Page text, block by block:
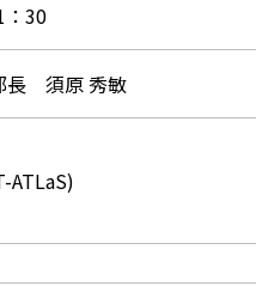
：30
長 須原 秀敏
ATLaS)